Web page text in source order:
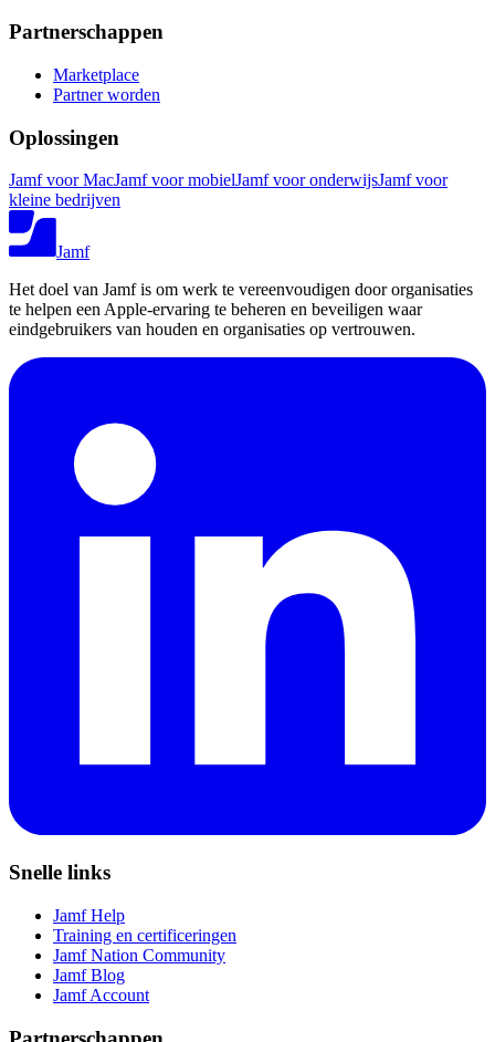
Partnerschappen
Marketplace
Partner worden
Oplossingen
Jamf voor MacJamf voor mobielJamf voor onderwijsJamf voor
kleine bedrijven
Jamf
Het doel van Jamf is om werk te vereenvoudigen door organisaties
te helpen een Apple-ervaring te beheren en beveiligen waar
eindgebruikers van houden en organisaties op vertrouwen.
Snelle links
Jamf Help
Training en certificeringen
Jamf Nation Community
Jamf Blog
Jamf Account